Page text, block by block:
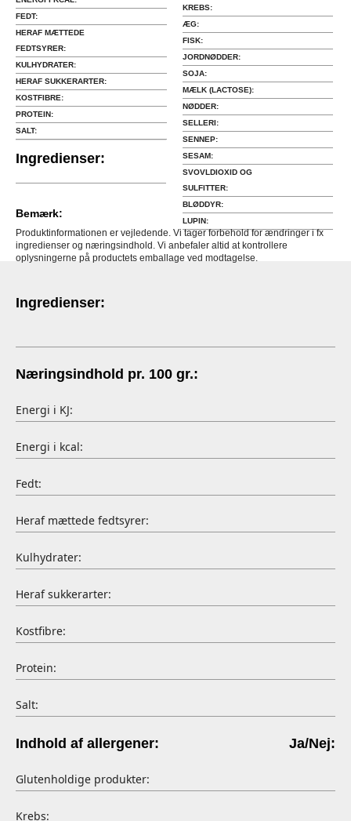
FEDT:
HERAF MÆTTEDE
FEDTSYRER:
KULHYDRATER:
HERAF SUKKERARTER:
KOSTFIBRE:
PROTEIN:
SALT:
Ingredienser:
KREBS:
ÆG:
FISK:
JORDNØDDER:
SOJA:
MÆLK (LACTOSE):
NØDDER:
SELLERI:
SENNEP:
SESAM:
SVOVLDIOXID OG
SULFITTER:
BLØDDYR:
LUPIN:
Bemærk:
Produktinformationen er vejledende. Vi tager forbehold for ændringer i fx
ingredienser og næringsindhold. Vi anbefaler altid at kontrollere
oplysningerne på productets emballage ved modtagelse.
Ingredienser:
Næringsindhold pr. 100 gr.:
Energi i KJ:
Energi i kcal:
Fedt:
Heraf mættede fedtsyrer:
Kulhydrater:
Heraf sukkerarter:
Kostfibre:
Protein:
Salt:
Indhold af allergener: Ja/Nej:
Glutenholdige produkter:
Krebs: